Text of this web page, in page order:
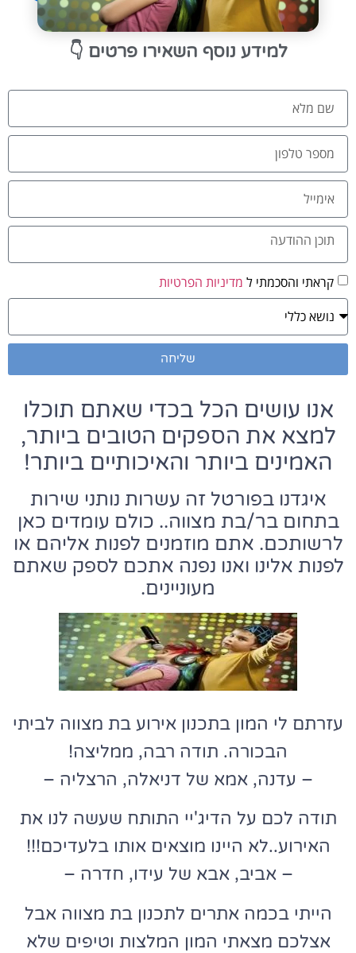
למידע נוסף השאירו פרטים 👇
קראתי והסכמתי ל מדיניות הפרטיות
שליחה
אנו עושים הכל בכדי שאתם תוכלו
למצא את הספקים הטובים ביותר,
האמינים ביותר והאיכותיים ביותר!
איגדנו בפורטל זה עשרות נותני שירות
בתחום בר/בת מצווה.. כולם עומדים כאן
לרשותכם. אתם מוזמנים לפנות אליהם או
לפנות אלינו ואנו נפנה אתכם לספק שאתם
מעוניינים.
עזרתם לי המון בתכנון אירוע בת מצווה לביתי
הבכורה. תודה רבה, ממליצה!
– עדנה, אמא של דניאלה, הרצליה –
תודה לכם על הדיג'יי התותח שעשה לנו את
האירוע..לא היינו מוצאים אותו בלעדיכם!!!
– אביב, אבא של עידו, חדרה –
הייתי בכמה אתרים לתכנון בת מצווה אבל
אצלכם מצאתי המון המלצות וטיפים שלא